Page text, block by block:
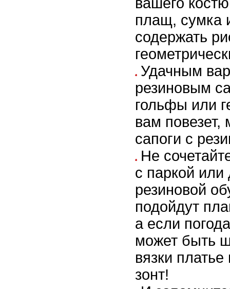
плащ, сумка
содержать
Удачным
резиновым
гольфы или
вам повезет,
сапоги с
Не
с паркой
резиновой
подойдут
а если
может быть
вязки
зонт!